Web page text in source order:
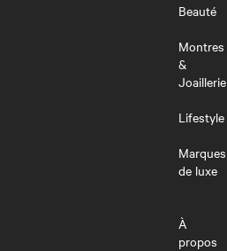
Beauté
Montres
&
Joaillerie
Lifestyle
Marques
de luxe
À
propos